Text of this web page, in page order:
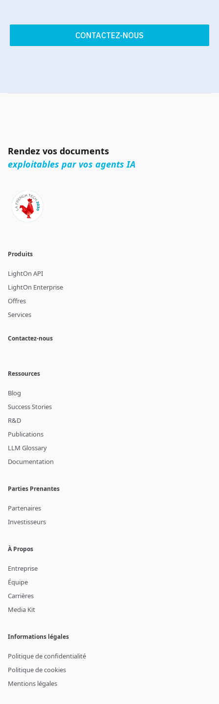
CONTACTEZ-NOUS
Rendez vos documents
exploitables par vos agents IA
Produits
LightOn API
LightOn Enterprise
Offres
Services
Contactez-nous
Ressources
Blog
Success Stories
R&D
Publications
LLM Glossary
Documentation
Parties Prenantes
Partenaires
Investisseurs
À Propos
Entreprise
Équipe
Carrières
Media Kit
Informations légales
Politique de confidentialité
Politique de cookies
Mentions légales